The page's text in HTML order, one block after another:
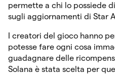
permette a chi lo possiede
sugli aggiornamenti di Star
I creatori del gioco hanno
potesse fare ogni cosa
guadagnare delle
Solana è stata scelta per